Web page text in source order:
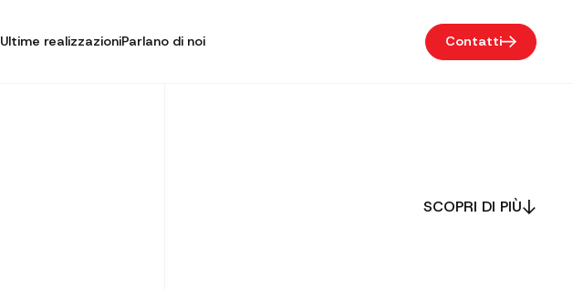
Ultime realizzazioniParlano di noi Contatti
SCOPRI DI PIÙ